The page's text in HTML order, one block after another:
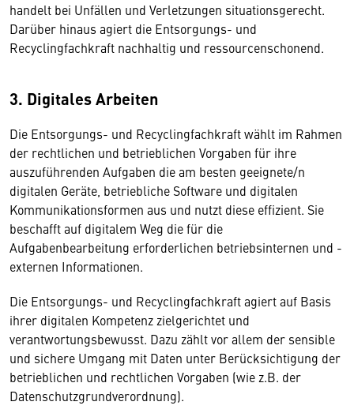
handelt bei Unfällen und Verletzungen situationsgerecht.
Darüber hinaus agiert die Entsorgungs- und
Recyclingfachkraft nachhaltig und ressourcenschonend.
3. Digitales Arbeiten
Die Entsorgungs- und Recyclingfachkraft wählt im Rahmen
der rechtlichen und betrieblichen Vorgaben für ihre
auszuführenden Aufgaben die am besten geeignete/n
digitalen Geräte, betriebliche Software und digitalen
Kommunikationsformen aus und nutzt diese effizient. Sie
beschafft auf digitalem Weg die für die
Aufgabenbearbeitung erforderlichen betriebsinternen und -
externen Informationen.
Die Entsorgungs- und Recyclingfachkraft agiert auf Basis
ihrer digitalen Kompetenz zielgerichtet und
verantwortungsbewusst. Dazu zählt vor allem der sensible
und sichere Umgang mit Daten unter Berücksichtigung der
betrieblichen und rechtlichen Vorgaben (wie z.B. der
Datenschutzgrundverordnung).